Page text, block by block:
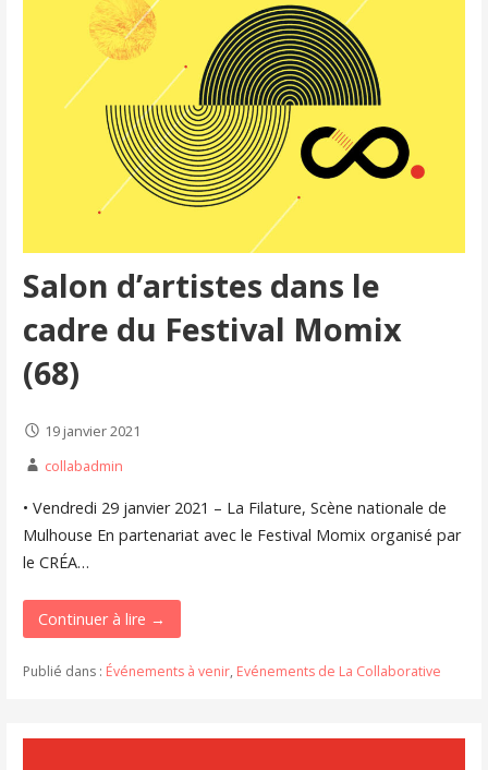
Salon d’artistes dans le
cadre du Festival Momix
(68)
19 janvier 2021
collabadmin
• Vendredi 29 janvier 2021 – La Filature, Scène nationale de
Mulhouse En partenariat avec le Festival Momix organisé par
le CRÉA…
Continuer à lire →
Publié dans : Événements à venir, Evénements de La Collaborative